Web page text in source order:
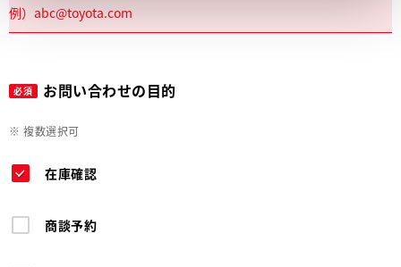
必須 お問い合わせの目的
※ 複数選択可
在庫確認
商談予約